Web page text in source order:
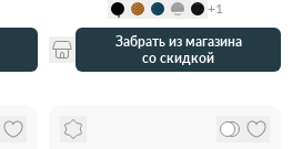
+1
Забрать из магазина
со скидкой